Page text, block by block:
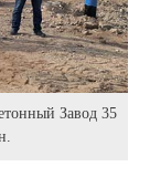
Завод 35